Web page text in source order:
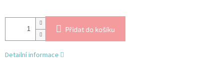
Přidat do košíku
Detailní informace